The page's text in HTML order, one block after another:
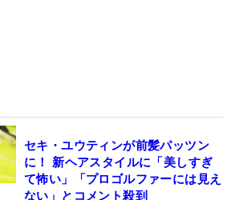
セキ・ユウティンが前髪パッツン
に！ 新ヘアスタイルに「美しすぎ
て怖い」「プロゴルファーには見え
ない」とコメント殺到